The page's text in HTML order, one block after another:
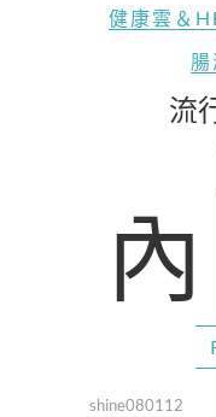
健康雲＆
流
shine080112